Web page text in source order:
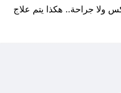
ولا جراحة.. هكذا يتم علاج